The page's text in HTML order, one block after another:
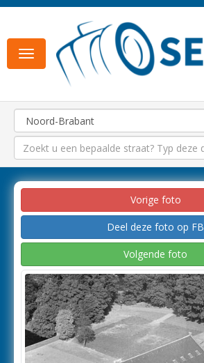
Toggle
navigation
Vorige foto
Deel deze foto op FB
Volgende foto